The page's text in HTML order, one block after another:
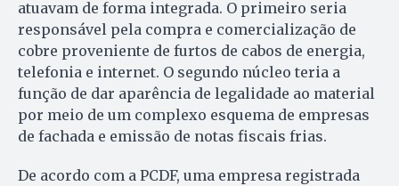
atuavam de forma integrada. O primeiro seria
responsável pela compra e comercialização de
cobre proveniente de furtos de cabos de energia,
telefonia e internet. O segundo núcleo teria a
função de dar aparência de legalidade ao material
por meio de um complexo esquema de empresas
de fachada e emissão de notas fiscais frias.
De acordo com a PCDF, uma empresa registrada